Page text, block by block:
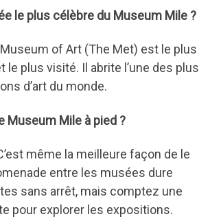
le plus célèbre du Museum Mile ?
of Art (The Met) est le plus
le plus visité. Il abrite l’une des plus
d’art du monde.
Museum Mile à pied ?
même la meilleure façon de le
entre les musées dure
sans arrêt, mais comptez une
pour explorer les expositions.